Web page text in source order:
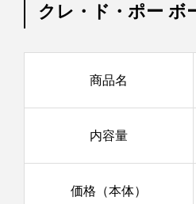
クレ・ド・ポー ボ
商品名
内容量
価格（本体）